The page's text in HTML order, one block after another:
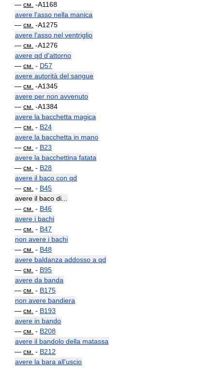
— см. -A1168
avere l'asso nella manica
— см. -A1275
avere l'asso nel ventriglio
— см. -A1276
avere qd d'attorno
— см. - D57
avere autorità del sangue
— см. -A1345
avere per non avvenuto
— см. -A1384
avere la bacchetta magica
— см. - B24
avere la bacchetta in mano
— см. - B23
avere la bacchettina fatata
— см. - B28
avere il baco con qd
— см. - B45
avere il baco di...
— см. - B46
avere i bachi
— см. - B47
non avere i bachi
— см. - B48
avere baldanza addosso a qd
— см. - B95
avere da banda
— см. - B175
non avere bandiera
— см. - B193
avere in bando
— см. - B208
avere il bandolo della matassa
— см. - B212
avere la bara all'uscio